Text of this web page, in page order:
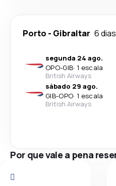
Porto - Gibraltar 6 dias
segunda 24 ago.
OPO-GIB· 1 escala
British Airways
sábado 29 ago.
GIB-OPO· 1 escala
British Airways
Por que vale a pena